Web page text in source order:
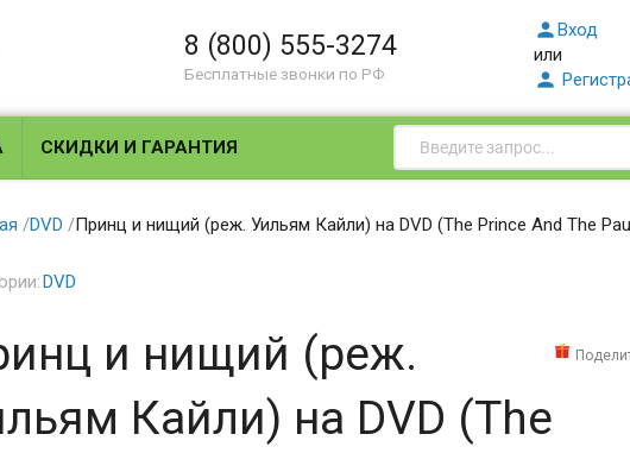
8 (800) 555-3274
Бесплатные звонки по РФ
Вход
или

СКИДКИ И ГАРАНТИЯ
/DVD /Принц и нищий (реж. Уильям Кайли) на DVD (The Prince And The
DVD
и нищий (реж.
Кайли) на DVD (The